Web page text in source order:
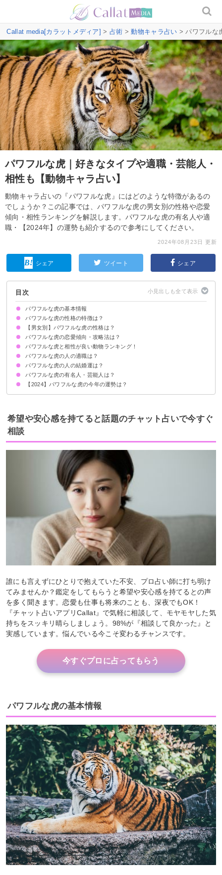
Callat media[カラットメディア] > 占術 >動物キャラ占い > パワフルな
パワフルな虎｜好きなタイプや適職・芸能人・
相性も【動物キャラ占い】
動物キャラ占いの『パワフルな虎』にはどのような特徴があるの
でしょうか？この記事では、パワフルな虎の男女別の性格や恋愛
傾向・相性ランキングを解説します。パワフルな虎の有名人や適
職・【2024年】の運勢も紹介するので参考にしてください。
2024年08月23日 更新
シェア ツイート シェア
目次
パワフルな虎の基本情報
パワフルな虎の性格の特徴は？
①面倒見が良い
②曲がったことを嫌う
③粘り強い
④包容力がある
⑤芯が強い
【男女別】パワフルな虎の性格は？
パワフルな虎の男性の性格の特徴
パワフルな虎の女性の性格の特徴
パワフルな虎の恋愛傾向・攻略法は？
好きなタイプ
攻略法・落とし方
パワフルな虎と相性が良い動物ランキング！
5位：物静かなひつじ
4位：情熱的な黒ひょう
3位：気取らない黒ひょう
2位：しっかり者のこじか
1位：磨き上げられたたぬき
パワフルな虎の人の適職は？
パワフルな虎の人の結婚運は？
パワフルな虎の有名人・芸能人は？
【2024】パワフルな虎の今年の運勢は？
希望や安心感を持てると話題のチャット占いで今すぐ
相談
誰にも言えずにひとりで抱えていた不安、プロ占い師に打ち明け
てみませんか？鑑定をしてもらうと希望や安心感を持てるとの声
を多く聞きます。恋愛も仕事も将来のことも、深夜でもOK！
『チャット占いアプリCallat』で気軽に相談して、モヤモヤした気
持ちをスッキリ晴らしましょう。98%が『相談して良かった』と
実感しています。悩んでいる今こそ変わるチャンスです。
今すぐプロに占ってもらう
パワフルな虎の基本情報